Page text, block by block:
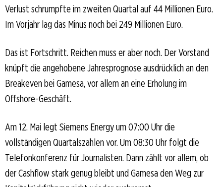
Verlust schrumpfte im zweiten Quartal auf 44 Millionen Euro.
Im Vorjahr lag das Minus noch bei 249 Millionen Euro.
Das ist Fortschritt. Reichen muss er aber noch. Der Vorstand
knüpft die angehobene Jahresprognose ausdrücklich an den
Breakeven bei Gamesa, vor allem an eine Erholung im
Offshore-Geschäft.
Am 12. Mai legt Siemens Energy um 07:00 Uhr die
vollständigen Quartalszahlen vor. Um 08:30 Uhr folgt die
Telefonkonferenz für Journalisten. Dann zählt vor allem, ob
der Cashflow stark genug bleibt und Gamesa den Weg zur